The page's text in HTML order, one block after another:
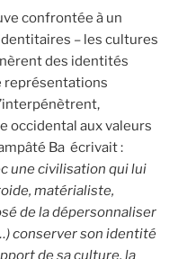
confrontée à un
– les cultures
des identités
représentations
occidental aux valeurs
Ba écrivait :
une civilisation qui lui
matérialiste,
de la dépersonnaliser
conserver son identité
de sa culture, la